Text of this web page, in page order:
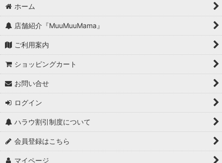
ホーム
店舗紹介『MuuMuuMama』
ご利用案内
ショッピングカート
お問い合せ
ログイン
ハラウ割引制度について
会員登録はこちら
マイページ